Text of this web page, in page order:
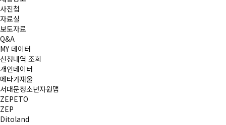
사진첩
자료실
보도자료
Q&A
MY 데이터
신청내역 조회
개인데이터
메타가재울
서대문청소년자원맵
ZEPETO
ZEP
Ditoland